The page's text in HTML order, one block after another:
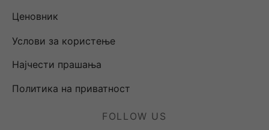
Ценовник
Услови за користење
Најчести прашања
Политика на приватност
FOLLOW US